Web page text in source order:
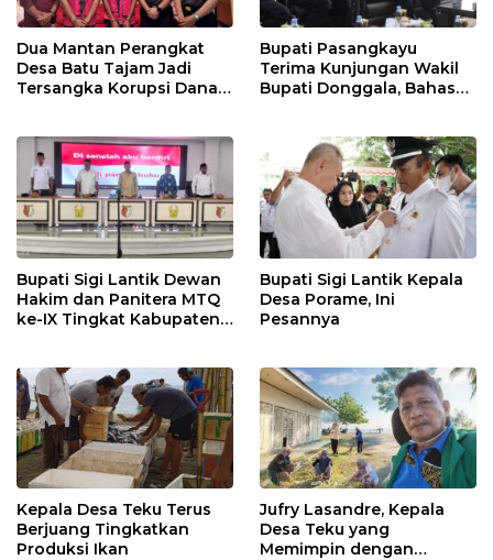
Dua Mantan Perangkat
Desa Batu Tajam Jadi
Tersangka Korupsi Dana
Bupati Pasangkayu
Terima Kunjungan Wakil
Bupati Donggala, Bahas
Bupati Sigi Lantik Dewan
Hakim dan Panitera MTQ
ke-IX Tingkat Kabupaten
Bupati Sigi Lantik Kepala
Desa Porame, Ini
Pesannya
Kepala Desa Teku Terus
Berjuang Tingkatkan
Produksi Ikan
Jufry Lasandre, Kepala
Desa Teku yang
Memimpin dengan